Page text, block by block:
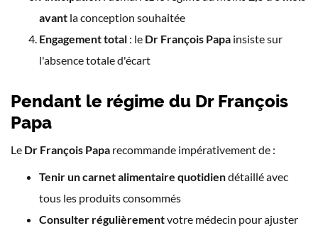
avant la conception souhaitée
Engagement total : le Dr François Papa insiste sur
l'absence totale d'écart
Pendant le régime du Dr François
Papa
Le Dr François Papa recommande impérativement de :
Tenir un carnet alimentaire quotidiendétaillé avec
tous les produits consommés
Consulter régulièrementvotre médecin pour ajuster